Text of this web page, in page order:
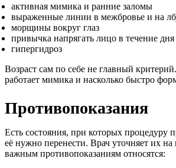
активная мимика и ранние заломы
выраженные линии в межбровье и на
морщины вокруг глаз
привычка напрягать лицо в течение дня
гипергидроз
Возраст сам по себе не главный
работает мимика и насколько быстро
Противопоказания
Есть состояния, при которых процедуру
её нужно перенести. Врач уточняет их на
важным противопоказаниям относятся: